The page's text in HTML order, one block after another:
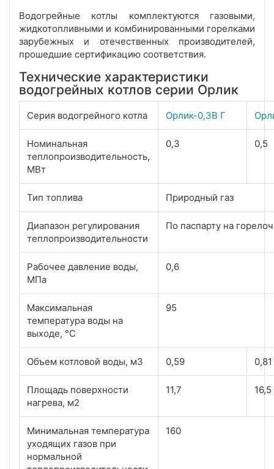
Водогрейные котлы комплектуются газовыми,
жидкотопливными и комбинированными горелками
зарубежных и отечественных производителей,
прошедшие сертификацию соответствия.
Технические характеристики
водогрейных котлов серии Орлик
Серия водогрейного котла Орлик-0,3В Г
Номинальная
теплопроизводительность,
МВт
0,3 0,5
Тип топлива Природный газ
Диапазон регулирования
теплопроизводительности
По паспарту на
Рабочее давление воды,
МПа
0,6
Максимальная
температура воды на
выходе, °С
95
Объем котловой воды, м3 0,59 0,81
Площадь поверхности
нагрева, м2
11,7 16,5
Минимальная температура
уходящих газов при
нормальной
160